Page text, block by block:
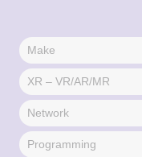
Make
XR – VR/AR/MR
Network
Programming